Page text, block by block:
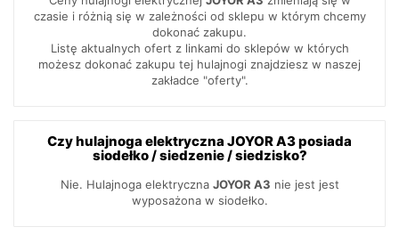
czasie i różnią się w zależności od sklepu w którym chcemy
dokonać zakupu.
Listę aktualnych ofert z linkami do sklepów w których
możesz dokonać zakupu tej hulajnogi znajdziesz w naszej
zakładce "oferty".
Czy hulajnoga elektryczna JOYOR A3 posiada
siodełko / siedzenie / siedzisko?
Nie. Hulajnoga elektryczna JOYOR A3 nie jest jest
wyposażona w siodełko.